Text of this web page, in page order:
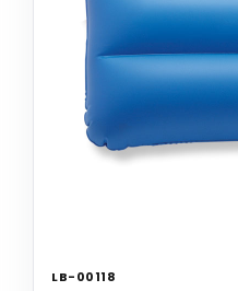
LB-00118